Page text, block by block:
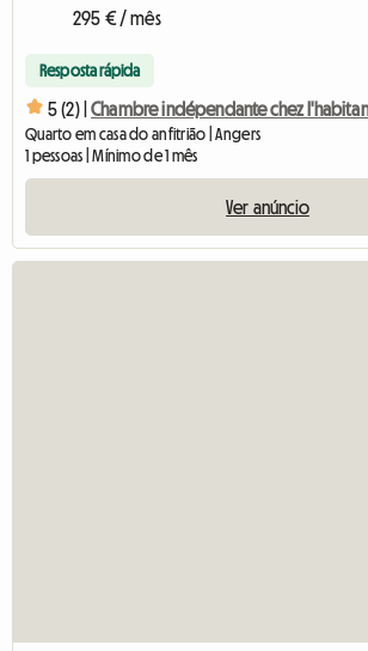
295 € / mês
Resposta rápida
5 (2) | Chambre indépendante chez
Quarto em casa do anfitrião | Angers
1 pessoas | Mínimo de 1 mês
Ver anúncio